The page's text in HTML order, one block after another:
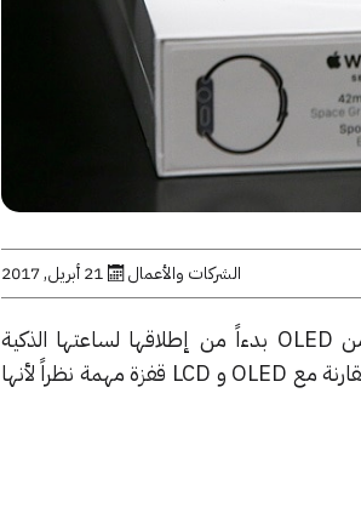
الشركات والأعمال 21 أبريل, 2017
يبدو أن ابل تسعى لاعتماد شاشات من نوع micro-LED بدلاً من OLED بدءاً من إطلاقها لساعتها الذكية
Watch Series 3 في نهاية العام الحالي، وتشكل هذه الشاشات بالمقارنة مع OLED و LCD قفزة مهمة نظراً لأنها